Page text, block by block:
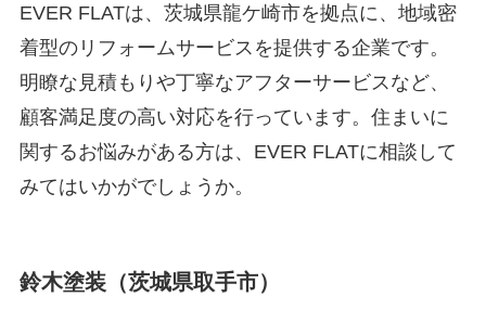
EVER FLATは、茨城県龍ケ崎市を拠点に、地域密
着型のリフォームサービスを提供する企業です。
明瞭な見積もりや丁寧なアフターサービスなど、
顧客満足度の高い対応を行っています。住まいに
関するお悩みがある方は、EVER FLATに相談して
みてはいかがでしょうか。
鈴木塗装（茨城県取手市）